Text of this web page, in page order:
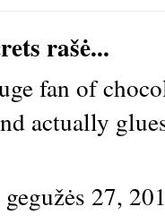
rašė...
fan of
actually
27,